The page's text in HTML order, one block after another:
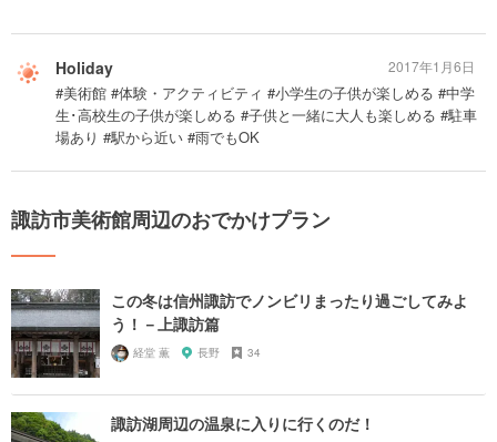
Holiday
#美術館 #体験・アクティビティ #小学生の子供が楽しめる #中学
生･高校生の子供が楽しめる #子供と一緒に大人も楽しめる #駐車
場あり #駅から近い #雨でもOK
2017年1月6日
諏訪市美術館周辺のおでかけプラン
この冬は信州諏訪でノンビリまったり過ごしてみよ
う！－上諏訪篇
経堂 薫 長野 34
諏訪湖周辺の温泉に入りに行くのだ！